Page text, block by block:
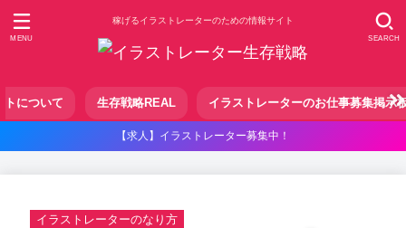
稼げるイラストレーターのための情報サイト
SEARCH
MENU
トについて 生存戦略REAL イラストレーターのお仕事募集掲示
【求人】イラストレーター募集中！
イラストレーターのなり方